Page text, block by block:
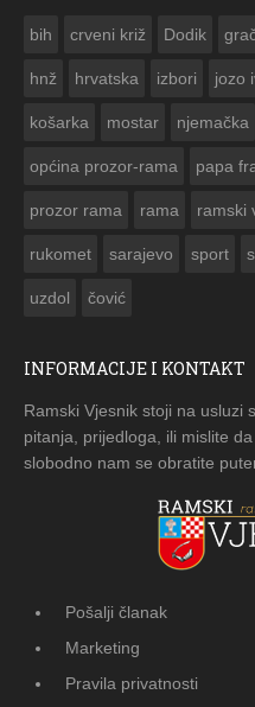
bih crveni križ Dodik
hnž hrvatska izbori jozo
košarka mostar njemačka
općina prozor-rama papa
prozor rama rama ramski
rukomet sarajevo sport
uzdol čović
INFORMACIJE I KONTAKT
Ramski Vjesnik stoji na usluzi
pitanja, prijedloga, ili mislite
slobodno nam se obratite
Pošalji članak
Marketing
Pravila privatnosti